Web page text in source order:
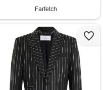
Farfetch